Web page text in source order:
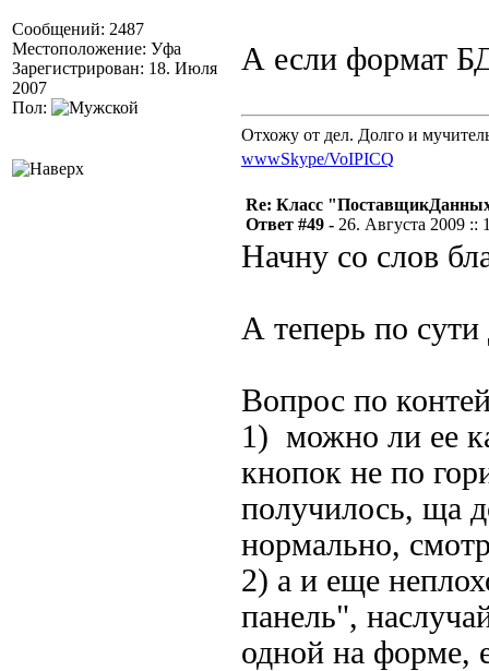
Сообщений: 2487
Местоположение: Уфа
Зарегистрирован: 18. Июля
2007
Пол:
А если формат
Отхожу от дел. Долго и
wwwSkype/VoIPICQ
Re: Класс
Ответ #49 - 26. Августа 2009 ::
Начну со слов
А теперь по сути
Вопрос по
1) можно ли ее
кнопок не по
получилось, ща
нормально,
2) а и еще
панель",
одной на форме,